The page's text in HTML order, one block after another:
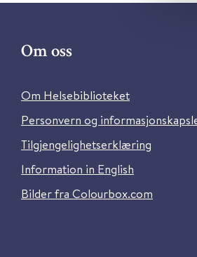
Om oss
Om Helsebiblioteket
Personvern og
Tilgjengelighetserklæring
Information in English
Bilder fra Colourbox.com